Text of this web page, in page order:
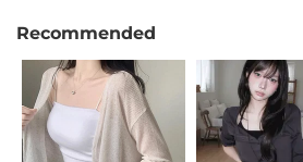
Recommended